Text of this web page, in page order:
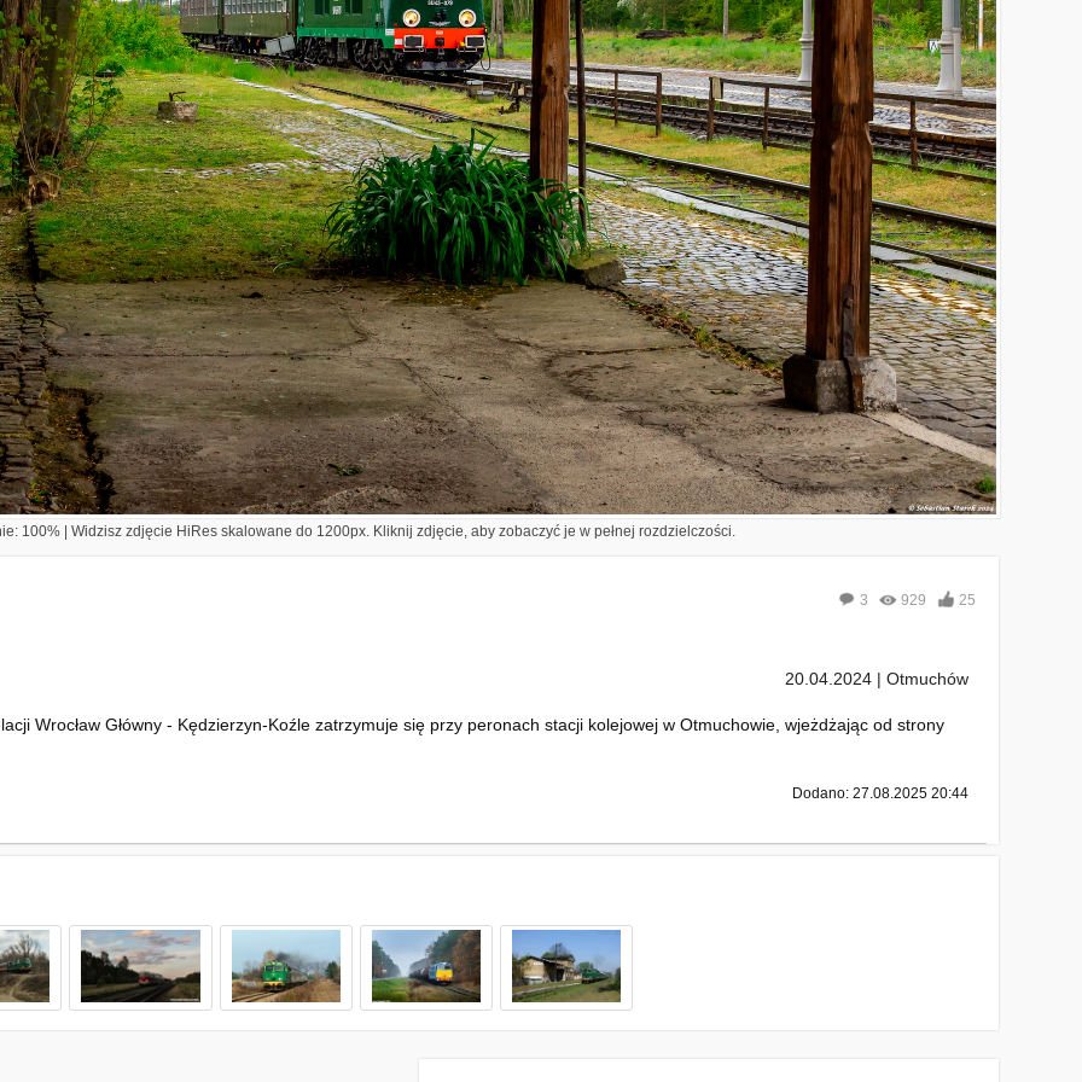
100% | Widzisz zdjęcie HiRes skalowane do 1200px. Kliknij zdjęcie, aby zobaczyć je w pełnej rozdzielczości.
3 929 25
20.04.2024 | Otmuchów
Wrocław Główny - Kędzierzyn-Koźle zatrzymuje się przy peronach stacji kolejowej w Otmuchowie, wjeżdżając od strony
Dodano: 27.08.2025 20:44